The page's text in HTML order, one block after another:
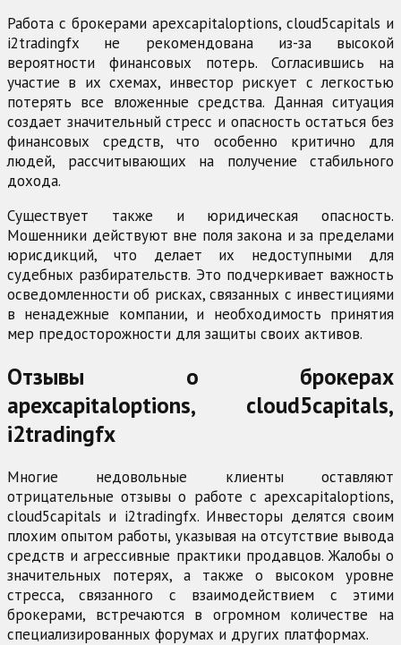
Работа с брокерами apexcapitaloptions, cloud5capitals и
i2tradingfx не рекомендована из-за высокой
вероятности финансовых потерь. Согласившись на
участие в их схемах, инвестор рискует с легкостью
потерять все вложенные средства. Данная ситуация
создает значительный стресс и опасность остаться без
финансовых средств, что особенно критично для
людей, рассчитывающих на получение стабильного
дохода.
Существует также и юридическая опасность.
Мошенники действуют вне поля закона и за пределами
юрисдикций, что делает их недоступными для
судебных разбирательств. Это подчеркивает важность
осведомленности об рисках, связанных с инвестициями
в ненадежные компании, и необходимость принятия
мер предосторожности для защиты своих активов.
Отзывы о брокерах
apexcapitaloptions, cloud5capitals,
i2tradingfx
Многие недовольные клиенты оставляют
отрицательные отзывы о работе с apexcapitaloptions,
cloud5capitals и i2tradingfx. Инвесторы делятся своим
плохим опытом работы, указывая на отсутствие вывода
средств и агрессивные практики продавцов. Жалобы о
значительных потерях, а также о высоком уровне
стресса, связанного с взаимодействием с этими
брокерами, встречаются в огромном количестве на
специализированных форумах и других платформах.